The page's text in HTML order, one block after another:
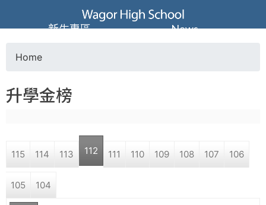
Jump to navigation
葳
格
高
學
o
a
r
Home
升學金榜
115 114 113 112 111 110 109 108 107 106
105 104
新生專區 News